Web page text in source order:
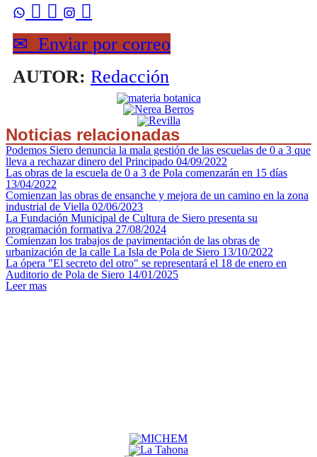
 

✉ Enviar por correo
AUTOR: Redacción
Noticias relacionadas
Podemos Siero denuncia la mala gestión de las escuelas de 0 a 3 que
lleva a rechazar dinero del Principado 04/09/2022
Las obras de la escuela de 0 a 3 de Pola comenzarán en 15 días
13/04/2022
Comienzan las obras de ensanche y mejora de un camino en la zona
industrial de Viella 02/06/2023
La Fundación Municipal de Cultura de Siero presenta su
programación formativa 27/08/2024
Comienzan los trabajos de pavimentación de las obras de
urbanización de la calle La Isla de Pola de Siero 13/10/2022
La ópera "El secreto del otro" se representará el 18 de enero en
Auditorio de Pola de Siero 14/01/2025
Leer mas